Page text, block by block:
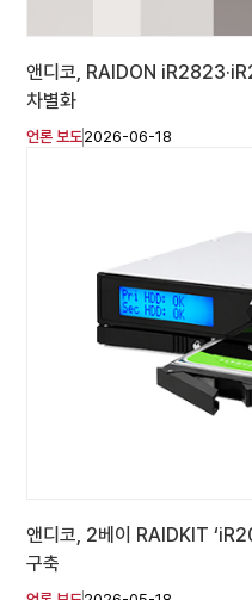
앤디코, RAIDON
차별화
언론 보도2026-06-18
앤디코, 2베이 RAIDKIT
구축